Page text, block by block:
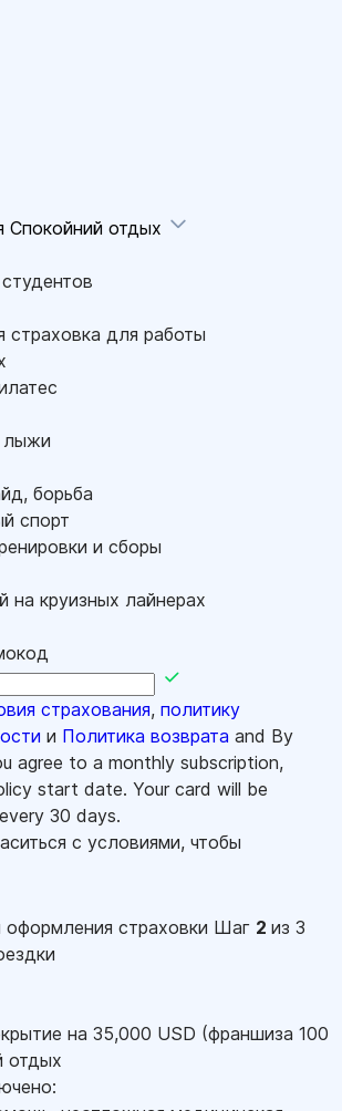
Спокойний отдых
страховка для работы
лыжи
борьба
спорт
и сборы
на круизных лайнерах
страхования, политику
и Политика возврата and By
agree to a monthly subscription,
start date. Your card will be
30 days.
с условиями, чтобы
страховки Шаг 2 из 3
на 35,000 USD (франшиза 100
отдых